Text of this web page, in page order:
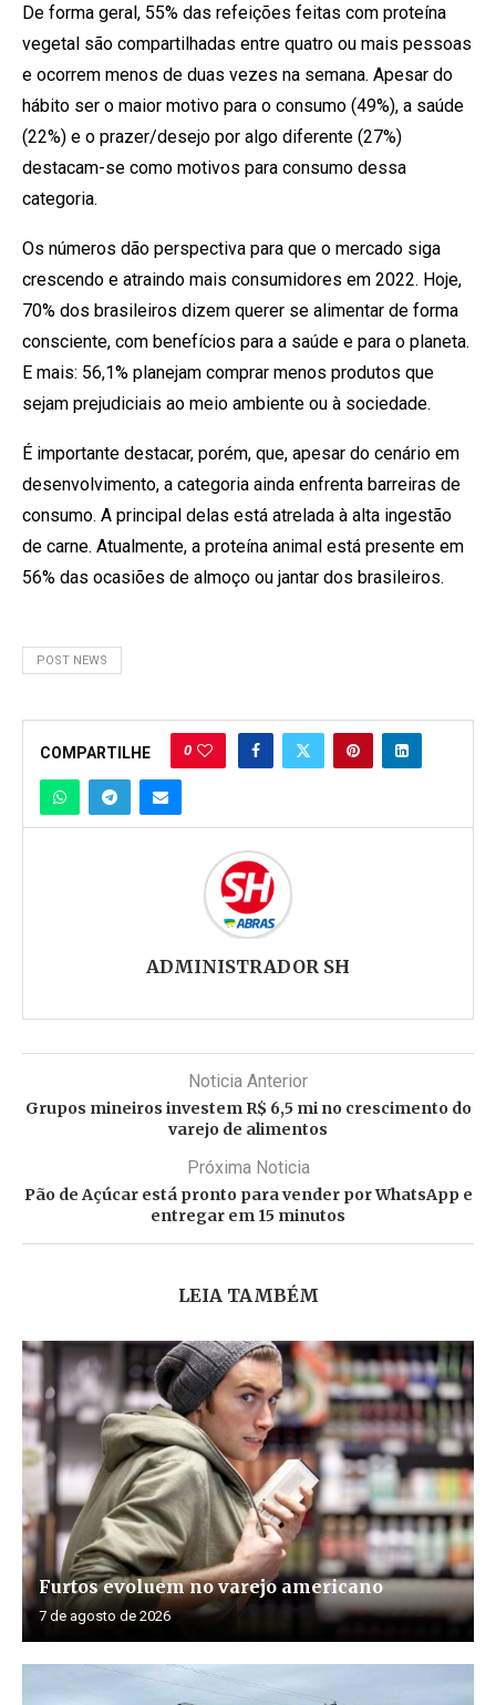
De forma geral, 55% das refeições feitas com proteína
vegetal são compartilhadas entre quatro ou mais pessoas
e ocorrem menos de duas vezes na semana. Apesar do
hábito ser o maior motivo para o consumo (49%), a saúde
(22%) e o prazer/desejo por algo diferente (27%)
destacam-se como motivos para consumo dessa
categoria.
Os números dão perspectiva para que o mercado siga
crescendo e atraindo mais consumidores em 2022. Hoje,
70% dos brasileiros dizem querer se alimentar de forma
consciente, com benefícios para a saúde e para o planeta.
E mais: 56,1% planejam comprar menos produtos que
sejam prejudiciais ao meio ambiente ou à sociedade.
É importante destacar, porém, que, apesar do cenário em
desenvolvimento, a categoria ainda enfrenta barreiras de
consumo. A principal delas está atrelada à alta ingestão
de carne. Atualmente, a proteína animal está presente em
56% das ocasiões de almoço ou jantar dos brasileiros.
POST NEWS
COMPARTILHE 0
ADMINISTRADOR SH
Noticia Anterior
Grupos mineiros investem R$ 6,5 mi no crescimento do
varejo de alimentos
Próxima Noticia
Pão de Açúcar está pronto para vender por WhatsApp e
entregar em 15 minutos
LEIA TAMBÉM
Furtos evoluem no varejo americano
7 de agosto de 2026